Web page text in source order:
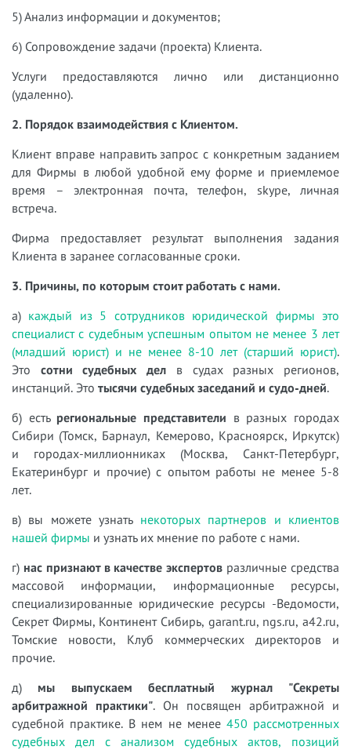
5) Анализ информации и документов;
6) Сопровождение задачи (проекта) Клиента.
Услуги предоставляются лично или дистанционно
(удаленно).
2. Порядок взаимодействия с Клиентом.
Клиент вправе направить запрос с конкретным заданием
для Фирмы в любой удобной ему форме и приемлемое
время – электронная почта, телефон, skype, личная
встреча.
Фирма предоставляет результат выполнения задания
Клиента в заранее согласованные сроки.
3. Причины, по которым стоит работать с нами.
а) каждый из 5 сотрудников юридической фирмы это
специалист с судебным успешным опытом не менее 3 лет
(младший юрист) и не менее 8-10 лет (старший юрист).
Это сотни судебных дел в судах разных регионов,
инстанций. Это тысячи судебных заседаний и судо-дней.
б) есть региональные представители в разных городах
Сибири (Томск, Барнаул, Кемерово, Красноярск, Иркутск)
и городах-миллионниках (Москва, Санкт-Петербург,
Екатеринбург и прочие) с опытом работы не менее 5-8
лет.
в) вы можете узнать некоторых партнеров и клиентов
нашей фирмы и узнать их мнение по работе с нами.
г) нас признают в качестве экспертов различные средства
массовой информации, информационные ресурсы,
специализированные юридические ресурсы -Ведомости,
Секрет Фирмы, Континент Сибирь, garant.ru, ngs.ru, a42.ru,
Томские новости, Клуб коммерческих директоров и
прочие.
д) мы выпускаем бесплатный журнал "Секреты
арбитражной практики". Он посвящен арбитражной и
судебной практике. В нем не менее 450 рассмотренных
судебных дел с анализом судебных актов, позиций